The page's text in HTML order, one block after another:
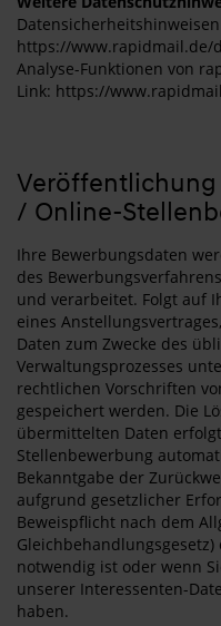
https://www.rapidmail.de/
Analyse-Funktionen von
Link: https://
/ Online-
Ihre Bewerbungsdaten
des
und verarbeitet. Folgt auf
eines
Daten zum Zwecke des
Verwaltungsprozesses
rechtlichen Vorschriften
gespeichert werden. Die
übermittelten Daten
Stellenbewerbung
Bekanntgabe der
aufgrund gesetzlicher
Beweispflicht nach dem
notwendig ist oder wenn
unserer Interessenten-
haben.